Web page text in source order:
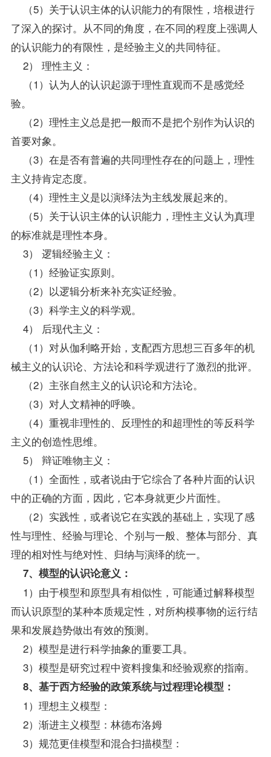
（5）关于认识主体的认识能力的有限性，培根进行
了深入的探讨。从不同的角度，在不同的程度上强调人
的认识能力的有限性，是经验主义的共同特征。
2） 理性主义：
（1）认为人的认识起源于理性直观而不是感觉经
验。
（2）理性主义总是把一般而不是把个别作为认识的
首要对象。
（3）在是否有普遍的共同理性存在的问题上，理性
主义持肯定态度。
（4）理性主义是以演绎法为主线发展起来的。
（5）关于认识主体的认识能力，理性主义认为真理
的标准就是理性本身。
3） 逻辑经验主义：
（1）经验证实原则。
（2）以逻辑分析来补充实证经验。
（3）科学主义的科学观。
4） 后现代主义：
（1）对从伽利略开始，支配西方思想三百多年的机
械主义的认识论、方法论和科学观进行了激烈的批评。
（2）主张自然主义的认识论和方法论。
（3）对人文精神的呼唤。
（4）重视非理性的、反理性的和超理性的等反科学
主义的创造性思维。
5） 辩证唯物主义：
（1）全面性，或者说由于它综合了各种片面的认识
中的正确的方面，因此，它本身就更少片面性。
（2）实践性，或者说它在实践的基础上，实现了感
性与理性、经验与理论、个别与一般、整体与部分、真
理的相对性与绝对性、归纳与演绎的统一。
7、模型的认识论意义：
1）由于模型和原型具有相似性，可能通过解释模型
而认识原型的某种本质规定性，对所构模事物的运行结
果和发展趋势做出有效的预测。
2）模型是进行科学抽象的重要工具。
3）模型是研究过程中资料搜集和经验观察的指南。
8、基于西方经验的政策系统与过程理论模型：
1）理想主义模型：
2）渐进主义模型：林德布洛姆
3）规范更佳模型和混合扫描模型：